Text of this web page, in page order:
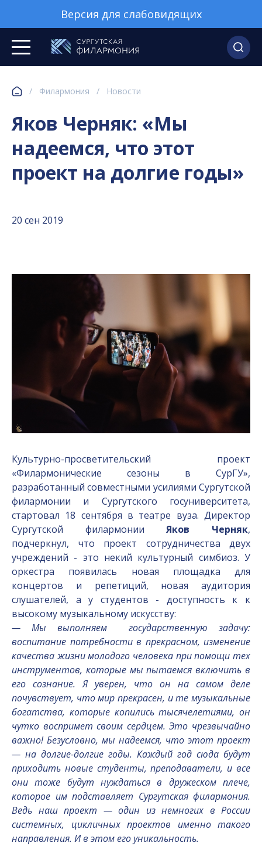
Версия для слабовидящих
/ Филармония / Новости
Яков Черняк: «Мы
надеемся, что этот
проект на долгие годы»
20 сен 2019
Культурно-просветительский проект
«Филармонические сезоны в СурГУ»,
разработанный совместными усилиями Сургутской
филармонии и Сургутского госуниверситета,
стартовал 18 сентября в театре вуза. Директор
Сургутской филармонииЯков Черняк,
подчеркнул, что проект сотрудничества двух
учреждений - это некий культурный симбиоз. У
оркестра появилась новая площадка для
концертов и репетиций, новая аудитория
слушателей, а у студентов - доступность к к
высокому музыкальному искусству:
— Мы выполняем государственную задачу:
воспитание потребности в прекрасном, изменение
качества жизни молодого человека при помощи тех
инструментов, которые мы пытаемся включить в
его сознание. Я уверен, что он на самом деле
почувствует, что мир прекрасен, и те музыкальные
богатства, которые копились тысячелетиями, он
чутко воспримет своим сердцем. Это чрезвычайно
важно! Безусловно, мы надеемся, что этот проект
— на долгие-долгие годы. Каждый год сюда будут
приходить новые студенты, преподаватели, и все
они тоже будут нуждаться в дружеском плече,
которое им подставляет Сургутская филармония.
Ведь наш проект — один из немногих в России
системных, цикличных проектов именно такого
направления. И в этом его уникальность.